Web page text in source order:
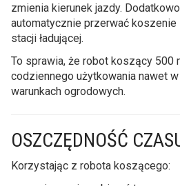
zmienia kierunek jazdy.
automatycznie przerwać
stacji ładującej.
To sprawia, że robot koszący 500
codziennego użytkowania nawet
warunkach ogrodowych.
OSZCZĘDNOŚĆ
Korzystając z robota koszącego: